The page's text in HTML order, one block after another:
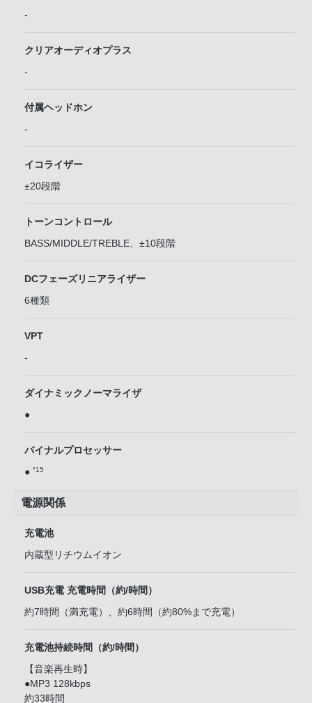
-
クリアオーディオプラス
-
付属ヘッドホン
-
イコライザー
±20段階
トーンコントロール
BASS/MIDDLE/TREBLE、±10段階
DCフェーズリニアライザー
6種類
VPT
-
ダイナミックノーマライザ
●
バイナルプロセッサー
● *15
電源関係
充電池
内蔵型リチウムイオン
USB充電 充電時間（約/時間）
約7時間（満充電）、約6時間（約80%まで充電）
充電池持続時間（約/時間）
【音楽再生時】
●MP3 128kbps
約33時間